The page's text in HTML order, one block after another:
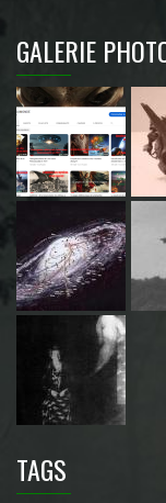
GALERIE
TAGS